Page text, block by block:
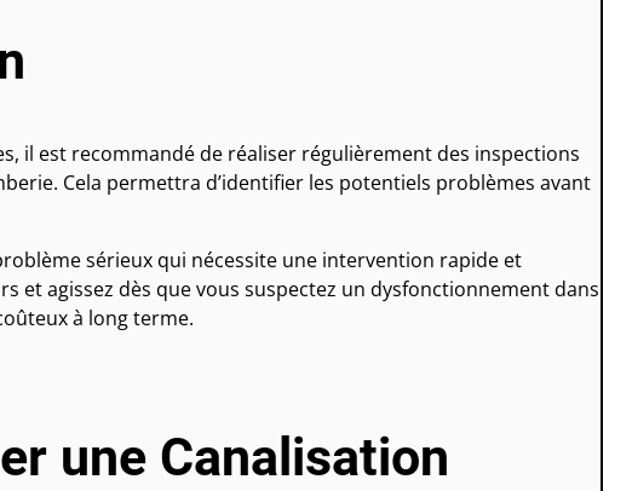
il est recommandé de réaliser régulièrement des inspections
Cela permettra d’identifier les potentiels problèmes avant
sérieux qui nécessite une intervention rapide et
et agissez dès que vous suspectez un dysfonctionnement dans
à long terme.
une Canalisation